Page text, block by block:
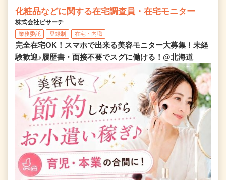
化粧品などに関する在宅調査員・在宅モニター
株式会社ビサーチ
業務委託 登録制 在宅・内職
完全在宅OK！スマホで出来る美容モニター大募集！未経
験歓迎♪履歴書・面接不要でスグに働ける！@北海道